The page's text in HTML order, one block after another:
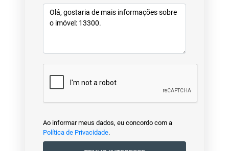
Ao informar meus dados, eu concordo com a
Política de Privacidade.